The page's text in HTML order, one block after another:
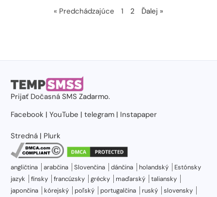
« Predchádzajúce
1 2 Ďalej »
Prijať Dočasná SMS Zadarmo.
Facebook |YouTube |telegram | Instapaper
Stredná | Plurk
angličtina arabčina Slovenčina dánčina holandský
Estónsky
jazyk
fínsky francúzsky grécky maďarský
taliansky
japončina
kórejský poľský portugalčina ruský slovensky